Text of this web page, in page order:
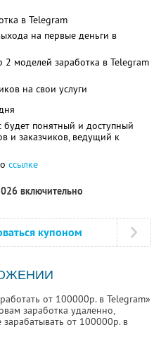
в Telegram
на первые деньги в
моделей заработка в Telegram
на свои услуги
будет понятный и доступный
и заказчиков, ведущий к
ссылке
включительно
купоном
от 100000р. в Telegram»
заработка удаленно,
зарабатывать от 100000р. в